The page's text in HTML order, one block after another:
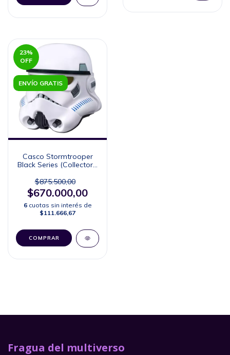
23%
OFF
ENVÍO GRATIS
Casco Stormtrooper
Black Series (Collector's
$875.500,00
$670.000,00
6 cuotas sin interés de
$111.666,67
Fragua del multiverso